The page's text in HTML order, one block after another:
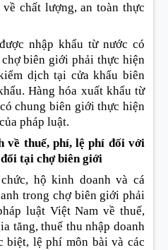
chất lượng, an toàn thực
nhập khẩu từ nước có
biên giới phải thực hiện
dịch tại cửa khẩu biên
Hàng hóa xuất khẩu từ
chung biên giới thực hiện
pháp luật.
về thuế, phí, lệ phí đối với
tại chợ biên giới
hộ kinh doanh và cá
trong chợ biên giới phải
luật Việt Nam về thuế,
tăng, thuế thu nhập doanh
biệt, lệ phí môn bài và các